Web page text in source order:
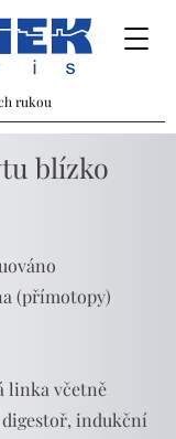
rukou
blízko
no
(přímotopy)
včetně
indukční